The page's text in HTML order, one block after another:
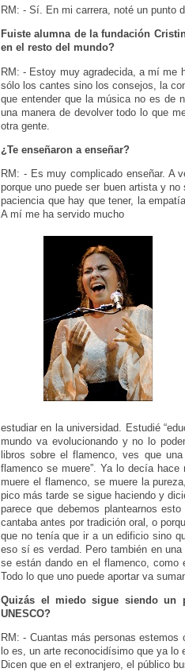
RM: - Sí. En mi carrera, noté un punto
Fuiste alumna de la fundación
en el resto del mundo?
RM: - Estoy muy agradecida, a mí me
sólo los cantes sino los consejos, la
que entender que la música no es de
una manera de devolver todo lo que
otra gente.
¿Te enseñaron a enseñar?
RM: - Es muy complicado enseñar. A
porque uno puede ser buen artista y
paciencia que hay que tener, la
A mí me ha servido mucho
estudiar en la universidad. Estudié
mundo va evolucionando y no lo
libros sobre el flamenco, ves que
flamenco se muere”. Ya lo decía
muere el flamenco, se muere la
pico más tarde se sigue haciendo y
parece que debemos plantearnos
cantaba antes por tradición oral, o
que no tenía que ir a un edificio sino
eso sí es verdad. Pero también en
se están dando en el flamenco, como
Todo lo que uno puede aportar va
Quizás el miedo sigue siendo un
UNESCO?
RM: - Cuantas más personas
lo es, un arte reconocidísimo que ya
Dicen que en el extranjero, el público